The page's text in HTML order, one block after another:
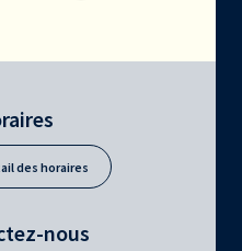
des horaires
nous